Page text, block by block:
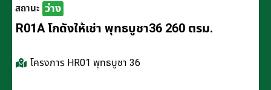
สถานะ ว่าง
R01A โกดังให้เช่า พุทธบูชา36 260 ตรม.
โครงการ HR01 พุทธบูชา 36